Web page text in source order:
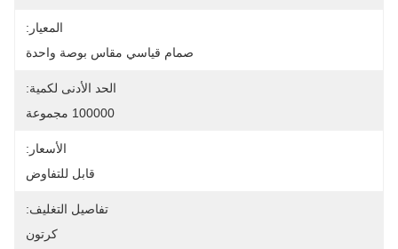
المعيار:
صمام قياسي مقاس بوصة واحدة
الحد الأدنى لكمية:
100000 مجموعة
الأسعار:
قابل للتفاوض
تفاصيل التغليف:
كرتون